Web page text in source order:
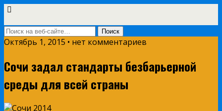
Октябрь 1, 2015 • нет комментариев
Сочи задал стандарты безбарьерной
среды для всей страны